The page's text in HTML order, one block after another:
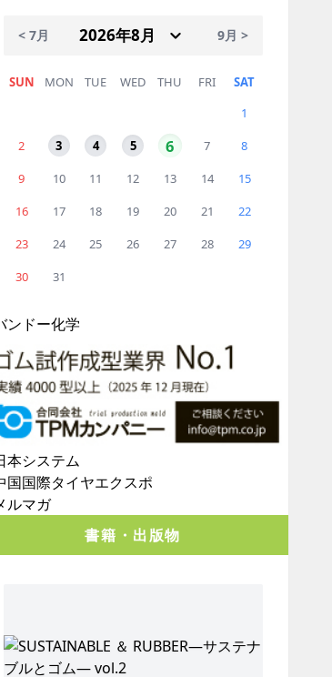
< 7月 9月 >
SUN MON TUE WED THU FRI
SAT
1
2
3 4 5 6 7
8
9
10 11 12 13 14
15
16
17 18 19 20 21
22
23
24 25 26 27 28
29
30
31
書籍・出版物